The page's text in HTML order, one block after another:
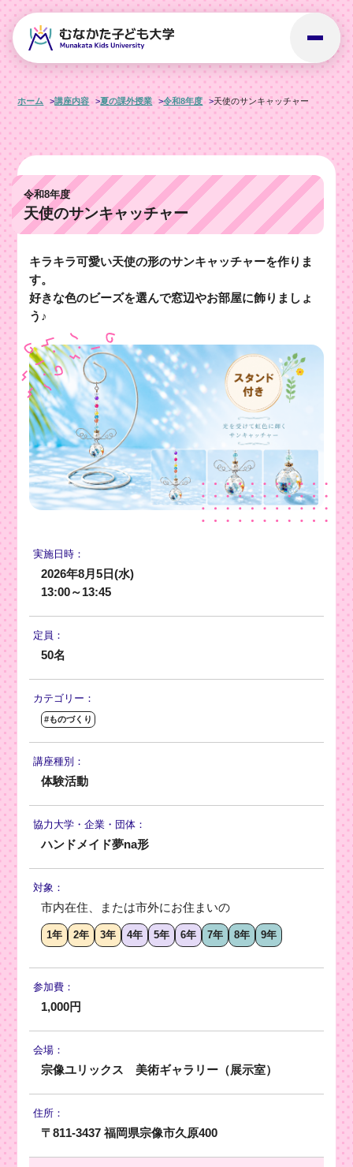
ホーム 講座内容 夏の課外授業 令和8年度 天使のサンキャッチャー
令和8年度
天使のサンキャッチャー
キラキラ可愛い天使の形のサンキャッチャーを作りま
す。
好きな色のビーズを選んで窓辺やお部屋に飾りましょ
う♪
実施日時：
2026年8月5日(水)
13:00～13:45
定員：
50名
カテゴリー：
#ものづくり
講座種別：
体験活動
協力大学・企業・団体：
ハンドメイド夢na形
対象：
市内在住、または市外にお住まいの
1年 2年 3年 4年 5年 6年 7年 8年 9年
参加費：
1,000円
会場：
宗像ユリックス 美術ギャラリー（展示室）
住所：
〒811-3437 福岡県宗像市久原400